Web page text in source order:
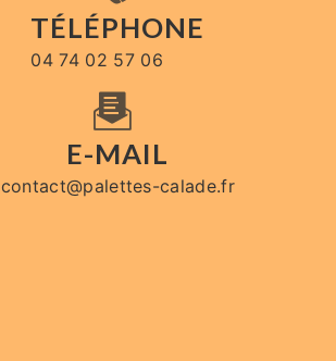
TÉLÉPHONE
04 74 02 57 06
E-MAIL
contact@palettes-calade.fr